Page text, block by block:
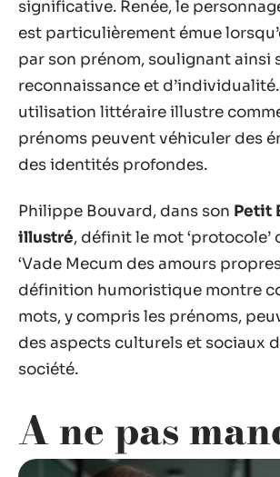
significative. Renée, le
est particulièrement émue
par son prénom, soulignant ainsi
reconnaissance et
utilisation littéraire illustre
prénoms peuvent véhiculer des
des identités profondes.
Philippe Bouvard, dans son Petit
illustré, définit le mot ‘protocole’
‘Vade Mecum des amours
définition humoristique montre
mots, y compris les prénoms,
des aspects culturels et sociaux
société.
A ne pas